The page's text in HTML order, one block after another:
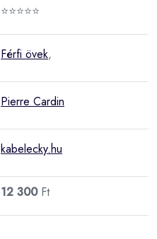
⭐⭐⭐⭐⭐
Férfi övek,
Pierre Cardin
kabelecky.hu
12 300Ft